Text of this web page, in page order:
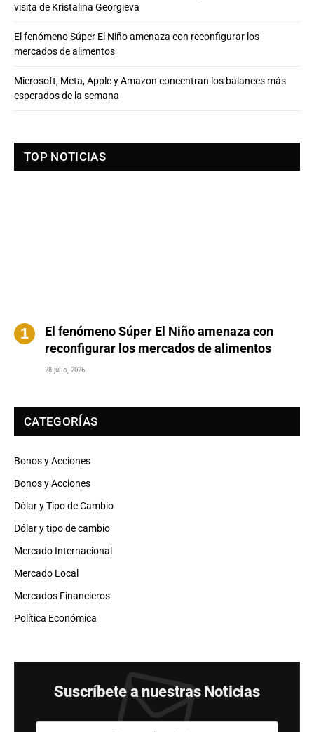
visita de Kristalina Georgieva
El fenómeno Súper El Niño amenaza con reconfigurar los
mercados de alimentos
Microsoft, Meta, Apple y Amazon concentran los balances más
esperados de la semana
TOP NOTICIAS
El fenómeno Súper El Niño amenaza con
reconfigurar los mercados de alimentos
28 julio, 2026
CATEGORÍAS
Bonos y Acciones
Bonos y Acciones
Dólar y Tipo de Cambio
Dólar y tipo de cambio
Mercado Internacional
Mercado Local
Mercados Financieros
Política Económica
Suscríbete a nuestras Noticias